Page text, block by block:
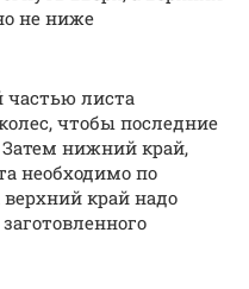
не ниже
частью листа
чтобы последние
нижний край,
необходимо по
верхний край надо